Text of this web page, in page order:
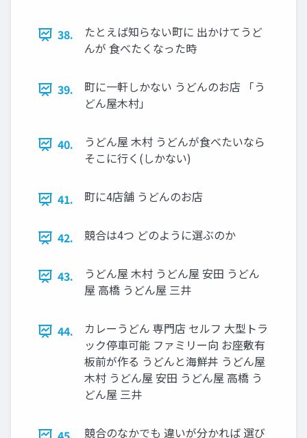
38.
たとえば知らない町に 出かけてうど
んが 食べたくなった時
39.
町に一軒しかない うどんのお店 「う
どん屋木村」
40.
うどん屋 木村 うどんが食べたいなら
そこに行く(しかない)
41. 町に4店舗 うどんのお店
42. 競合は4つ どのように選ぶのか
43.
うどん屋 木村 うどん屋 安田 うどん
屋 高橋 うどん屋 三井
44.
カレーうどん 専門店 セルフ 大型トラ
ック停車可能 ファミリー向 お座敷有
板前が作る うどんと海鮮丼 うどん屋
木村 うどん屋 安田 うどん屋 高橋 う
どん屋 三井
競合のなかでも 違いが分かれば 選び